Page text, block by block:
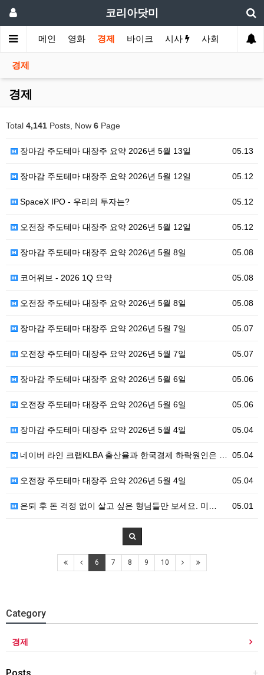
코리아닷미
메인 영화 경제 바이크 시사 사회 스포츠
경제
경제
Total 4,141 Posts, Now 6 Page
05.13
장마감 주도테마 대장주 요약 2026년 5월 13일
05.12
장마감 주도테마 대장주 요약 2026년 5월 12일
05.12
SpaceX IPO - 우리의 투자는?
05.12
오전장 주도테마 대장주 요약 2026년 5월 12일
05.08
장마감 주도테마 대장주 요약 2026년 5월 8일
05.08
코어위브 - 2026 1Q 요약
05.08
오전장 주도테마 대장주 요약 2026년 5월 8일
05.07
장마감 주도테마 대장주 요약 2026년 5월 7일
05.07
오전장 주도테마 대장주 요약 2026년 5월 7일
05.06
장마감 주도테마 대장주 요약 2026년 5월 6일
05.06
오전장 주도테마 대장주 요약 2026년 5월 6일
05.04
장마감 주도테마 대장주 요약 2026년 5월 4일
05.04
네이버 라인 크랩KLBA 출산율과 한국경제 하락원인은 …
05.04
오전장 주도테마 대장주 요약 2026년 5월 4일
05.01
은퇴 후 돈 걱정 없이 살고 싶은 형님들만 보세요. 미…
6 7 8 9 10
Category
경제